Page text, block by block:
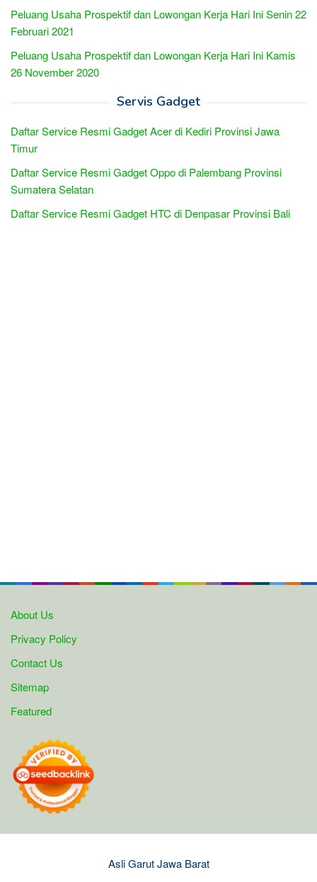
Peluang Usaha Prospektif dan Lowongan Kerja Hari Ini Senin 22
Februari 2021
Peluang Usaha Prospektif dan Lowongan Kerja Hari Ini Kamis
26 November 2020
Servis Gadget
Daftar Service Resmi Gadget Acer di Kediri Provinsi Jawa
Timur
Daftar Service Resmi Gadget Oppo di Palembang Provinsi
Sumatera Selatan
Daftar Service Resmi Gadget HTC di Denpasar Provinsi Bali
About Us
Privacy Policy
Contact Us
Sitemap
Featured
Asli Garut Jawa Barat